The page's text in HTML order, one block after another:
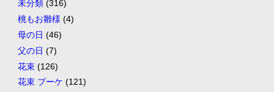
未分類(316)
桃もお雛様 (4)
母の日 (46)
父の日 (7)
花束(126)
花束 ブーケ (121)